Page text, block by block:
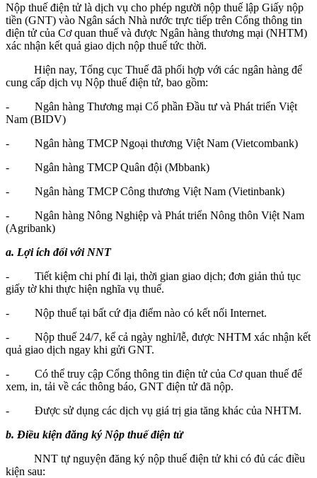
Nộp thuế điện tử là dịch vụ cho phép người nộp thuế lập Giấy nộp
tiền (GNT) vào Ngân sách Nhà nước trực tiếp trên Cổng thông tin
điện tử của Cơ quan thuế và được Ngân hàng thương mại (NHTM)
xác nhận kết quả giao dịch nộp thuế tức thời.
Hiện nay, Tổng cục Thuế đã phối hợp với các ngân hàng để
cung cấp dịch vụ Nộp thuế điện tử, bao gồm:
- Ngân hàng Thương mại Cổ phần Đầu tư và Phát triển Việt
Nam (BIDV)
- Ngân hàng TMCP Ngoại thương Việt Nam (Vietcombank)
- Ngân hàng TMCP Quân đội (Mbbank)
- Ngân hàng TMCP Công thương Việt Nam (Vietinbank)
- Ngân hàng Nông Nghiệp và Phát triển Nông thôn Việt Nam
(Agribank)
a. Lợi ích đối với NNT
- Tiết kiệm chi phí đi lại, thời gian giao dịch; đơn giản thủ tục
giấy tờ khi thực hiện nghĩa vụ thuế.
- Nộp thuế tại bất cứ địa điểm nào có kết nối Internet.
- Nộp thuế 24/7, kể cả ngày nghỉ/lễ, được NHTM xác nhận kết
quả giao dịch ngay khi gửi GNT.
- Có thể truy cập Cổng thông tin điện tử của Cơ quan thuế để
xem, in, tải về các thông báo, GNT điện tử đã nộp.
- Được sử dụng các dịch vụ giá trị gia tăng khác của NHTM.
b. Điều kiện đăng ký Nộp thuế điện tử
NNT tự nguyện đăng ký nộp thuế điện tử khi có đủ các điều
kiện sau: